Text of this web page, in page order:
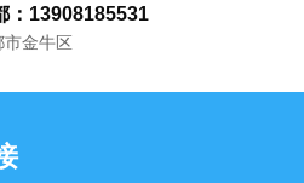
：13908185531
市金牛区